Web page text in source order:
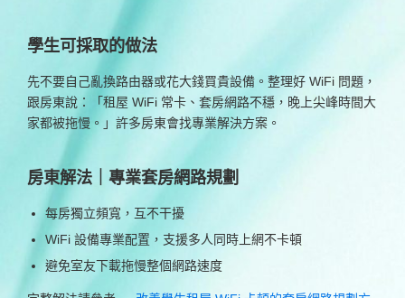
學生可採取的做法
先不要自己亂換路由器或花大錢買貴設備。整理好 WiFi 問題，
跟房東說：「租屋 WiFi 常卡、套房網路不穩，晚上尖峰時間大
家都被拖慢。」許多房東會找專業解決方案。
房東解法｜專業套房網路規劃
每房獨立頻寬，互不干擾
WiFi 設備專業配置，支援多人同時上網不卡頓
避免室友下載拖慢整個網路速度